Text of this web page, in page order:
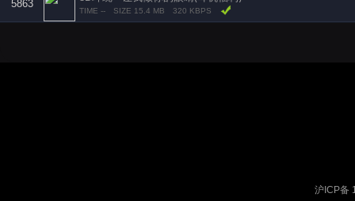
5863
TIME -- SIZE 15.4 MB 320 KBPS
沪ICP备